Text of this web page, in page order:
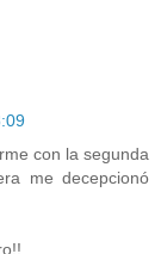
con la segunda
me decepcionó